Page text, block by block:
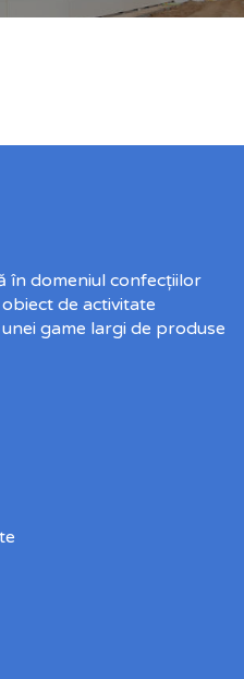
în domeniul confecțiilor
de activitate
game largi de produse